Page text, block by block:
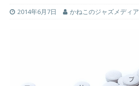
2014年6月7日 かねこのジャズメディア